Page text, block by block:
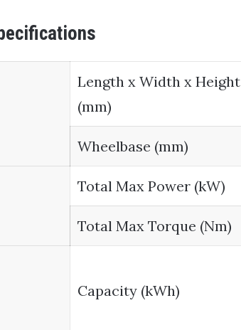
Length x Width x Height
(mm)
Wheelbase (mm)
Total Max Power (kW)
Total Max Torque (Nm)
Capacity (kWh)